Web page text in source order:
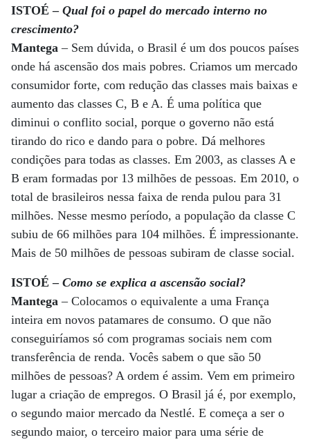
ISTOÉ –Qual foi o papel do mercado interno no
crescimento?
Mantega – Sem dúvida, o Brasil é um dos poucos países
onde há ascensão dos mais pobres. Criamos um mercado
consumidor forte, com redução das classes mais baixas e
aumento das classes C, B e A. É uma política que
diminui o conflito social, porque o governo não está
tirando do rico e dando para o pobre. Dá melhores
condições para todas as classes. Em 2003, as classes A e
B eram formadas por 13 milhões de pessoas. Em 2010, o
total de brasileiros nessa faixa de renda pulou para 31
milhões. Nesse mesmo período, a população da classe C
subiu de 66 milhões para 104 milhões. É impressionante.
Mais de 50 milhões de pessoas subiram de classe social.
ISTOÉ –Como se explica a ascensão social?
Mantega – Colocamos o equivalente a uma França
inteira em novos patamares de consumo. O que não
conseguiríamos só com programas sociais nem com
transferência de renda. Vocês sabem o que são 50
milhões de pessoas? A ordem é assim. Vem em primeiro
lugar a criação de empregos. O Brasil já é, por exemplo,
o segundo maior mercado da Nestlé. E começa a ser o
segundo maior, o terceiro maior para uma série de